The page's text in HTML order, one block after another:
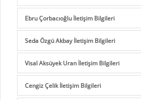
Ebru Çorbacıoğlu İletişim Bilgileri
Seda Özgü Akbay İletişim Bilgileri
Visal Aksüyek Uran İletişim Bilgileri
Cengiz Çelik İletişim Bilgileri